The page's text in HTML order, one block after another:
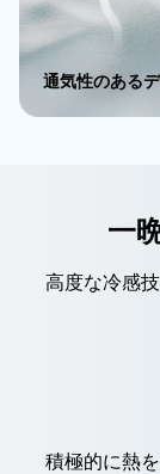
通気性のある
一
高度な冷感
積極的に熱